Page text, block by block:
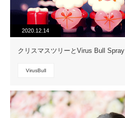
2020.12.14
クリスマスツリーとVirus Bull Spray
VirusBull